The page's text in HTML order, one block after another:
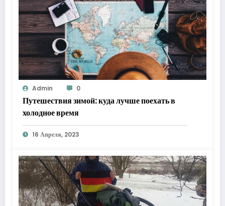
Admin 0
Путешествия зимой: куда лучше поехать в
холодное время
16 Апреля, 2023